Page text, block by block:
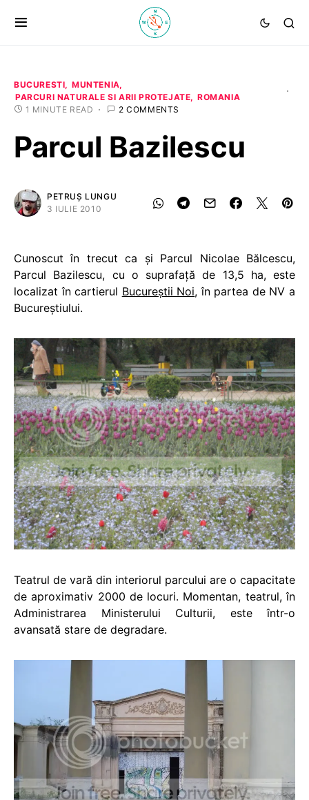
BUCURESTI
MUNTENIA
PARCURI NATURALE SI ARII PROTEJATE
ROMANIA
1 MINUTE READ
2 COMMENTS
Parcul Bazilescu
PETRUȘ LUNGU
3 IULIE 2010
Cunoscut în trecut ca şi Parcul Nicolae Bălcescu,
Parcul Bazilescu, cu o suprafaţă de 13,5 ha, este
localizat în cartierul Bucureştii Noi, în partea de NV a
Bucureştiului.
Teatrul de vară din interiorul parcului are o capacitate
de aproximativ 2000 de locuri. Momentan, teatrul, în
Administrarea Ministerului Culturii, este într-o
avansată stare de degradare.